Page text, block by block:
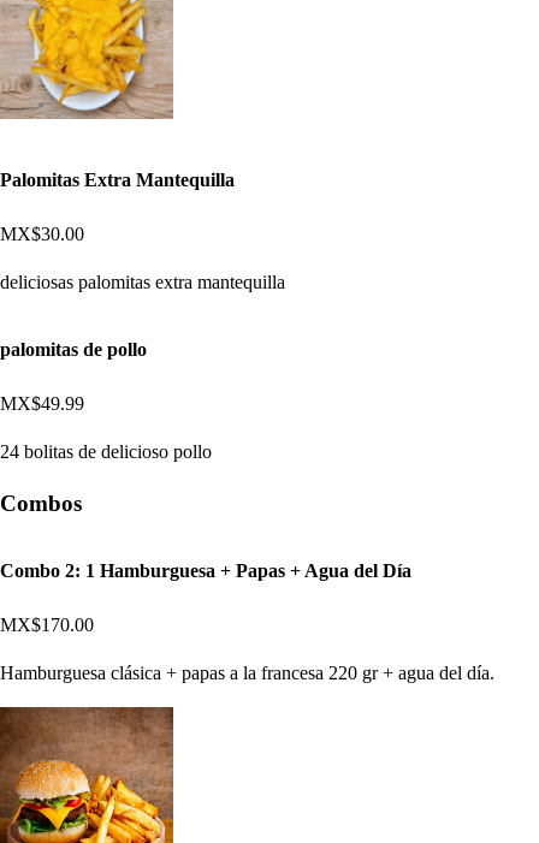
Palomitas Extra Mantequilla
MX$30.00
deliciosas palomitas extra mantequilla
palomitas de pollo
MX$49.99
24 bolitas de delicioso pollo
Combos
Combo 2: 1 Hamburguesa + Papas + Agua del Día
MX$170.00
Hamburguesa clásica + papas a la francesa 220 gr + agua del día.